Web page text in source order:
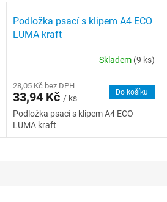
Podložka psací s klipem A4 ECO
LUMA kraft
Skladem (9 ks)
28,05 Kč bez DPH
33,94 Kč/ ks
Do košíku
Podložka psací s klipem A4 ECO
LUMA kraft